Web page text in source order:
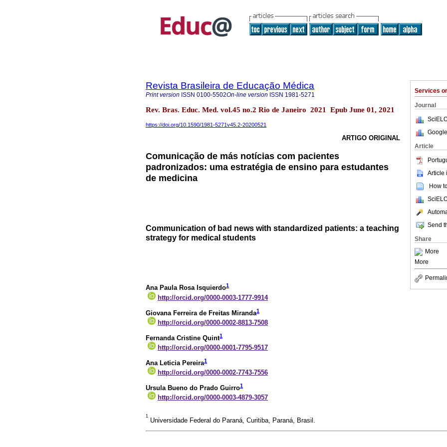
Services
Journal
Article
Article
How
Send
Share
More
More
Revista Brasileira de Educação Médica
Print version ISSN 0100-5502On-line version ISSN 1981-5271
Rev. Bras. Educ. Med. vol.45 no.2 Rio de Janeiro 2021 Epub June 01, 2021
https://doi.org/10.1590/1981-5271v45.2-20200521
ARTIGO ORIGINAL
Comunicação de más notícias com pacientes
padronizados: uma estratégia de ensino para estudantes
de medicina
Communication of bad news with standardized patients: a teaching
strategy for medical students
Ana Paula Rosa Isquierdo1
http://orcid.org/0000-0003-1777-9914
Giovana Ferreira de Freitas Miranda1
http://orcid.org/0000-0002-8813-7508
Fernanda Cristine Quint1
http://orcid.org/0000-0001-7795-9517
Ana Leticia Pereira1
http://orcid.org/0000-0002-7743-7556
Ursula Bueno do Prado Guirro1
http://orcid.org/0000-0003-4879-3057
1
Universidade Federal do Paraná, Curitiba, Paraná, Brasil.